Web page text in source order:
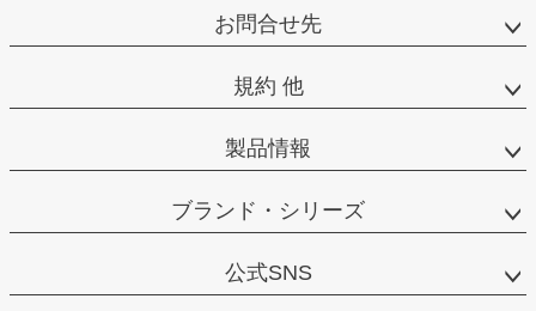
お問合せ先
規約 他
製品情報
ブランド・シリーズ
公式SNS